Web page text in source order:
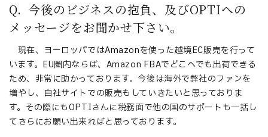
Q. 今後のビジネスの抱負、及びOPTIへの
メッセージをお聞かせ下さい。
現在、ヨーロッパではAmazonを使った越境EC販売を行って
います。EU圏内ならば、Amazon FBAでどこへでも出荷できる
ため、非常に助かっております。今後は海外で弊社のファンを
増やし、自社サイトでの販売もしていきたいと思っておりま
す。その際にもOPTIさんに税務面で他の国のサポートも一括し
てさらにお願い出来ればと思っております。